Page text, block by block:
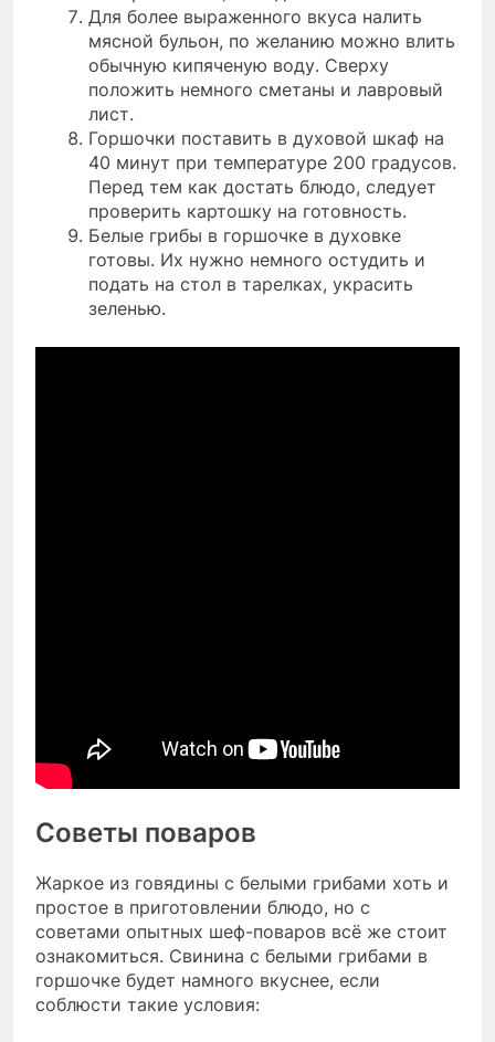
Для более выраженного вкуса налить
мясной бульон, по желанию можно влить
обычную кипяченую воду. Сверху
положить немного сметаны и лавровый
лист.
Горшочки поставить в духовой шкаф на
40 минут при температуре 200 градусов.
Перед тем как достать блюдо, следует
проверить картошку на готовность.
Белые грибы в горшочке в духовке
готовы. Их нужно немного остудить и
подать на стол в тарелках, украсить
зеленью.
Советы поваров
Жаркое из говядины с белыми грибами хоть и
простое в приготовлении блюдо, но с
советами опытных шеф-поваров всё же стоит
ознакомиться. Свинина с белыми грибами в
горшочке будет намного вкуснее, если
соблюсти такие условия: